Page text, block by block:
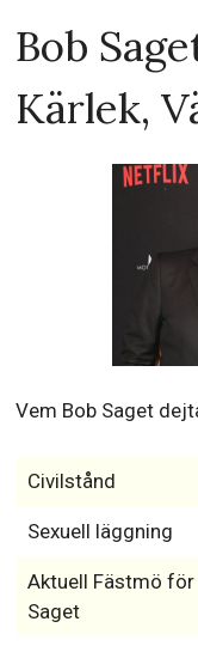
Bob
Kärlek,
Vem Bob Saget
Civilstånd
Sexuell läggning
Aktuell Fästmö för
Saget